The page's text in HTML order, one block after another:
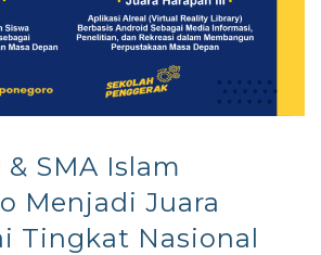
& SMA Islam
Menjadi Juara
Tingkat Nasional